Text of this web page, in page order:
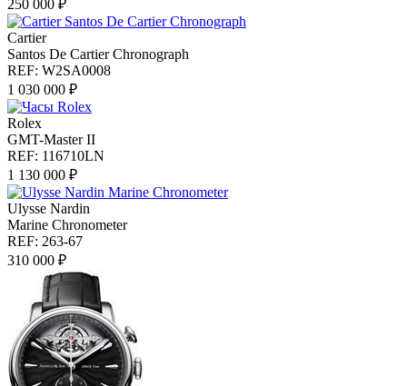
250 000 ₽
Cartier
Santos De Cartier Chronograph
REF: W2SA0008
1 030 000 ₽
Rolex
GMT-Master II
REF: 116710LN
1 130 000 ₽
Ulysse Nardin
Marine Chronometer
REF: 263-67
310 000 ₽